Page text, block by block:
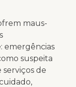
maus-
emergências
suspeita
de